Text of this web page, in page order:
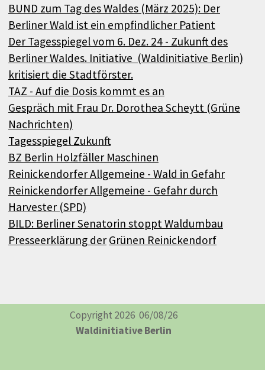
BUND zum Tag des Waldes (März 2025): Der
Berliner Wald ist ein empfindlicher Patient
Der Tagesspiegel vom 6. Dez. 24 - Zukunft des
Berliner Waldes. Initiative (Waldinitiative Berlin)
kritisiert die Stadtförster.
TAZ - Auf die Dosis kommt es an
Gespräch mit Frau Dr. Dorothea Scheytt (Grüne
Nachrichten)
Tagesspiegel Zukunft
BZ Berlin Holzfäller Maschinen
Reinickendorfer Allgemeine - Wald in Gefahr
Reinickendorfer Allgemeine - Gefahr durch
Harvester (SPD)
BILD: Berliner Senatorin stoppt Waldumbau
Presseerklärung der Grünen Reinickendorf
Copyright 2026 06/08/26
Waldinitiative Berlin